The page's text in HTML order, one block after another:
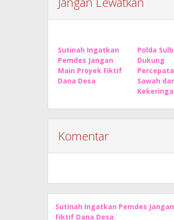
Sutinah Ingatkan
Pemdes Jangan
Main Proyek Fiktif
Dana Desa
Polda
Dukung
Sawah
Komentar
Sutinah Ingatkan Pemdes
Fiktif Dana Desa